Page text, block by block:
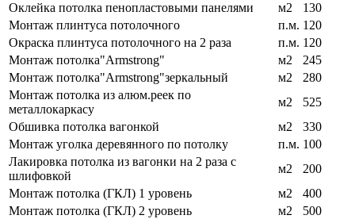
Оклейка потолка пенопластовыми панелями
м2
130
Монтаж плинтуса потолочного
п.м. 120
Окраска плинтуса потолочного на 2 раза
п.м. 120
Монтаж потолка"Armstrong"
м2
245
Монтаж потолка"Armstrong"зеркальный
м2
280
Монтаж потолка из алюм.реек по
металлокаркасу
м2
525
Обшивка потолка вагонкой
м2
330
Монтаж уголка деревянного по потолку
п.м. 100
Лакировка потолка из вагонки на 2 раза с
шлифовкой
м2
200
Монтаж потолка (ГКЛ) 1 уровень
м2
400
Монтаж потолка (ГКЛ) 2 уровень
м2
500